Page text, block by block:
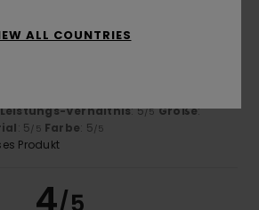
Verhältnis: 5/5 Größe:
: 5 /5 Farbe: 5 /5
Produkt
4/5
ALL COUNTRIES